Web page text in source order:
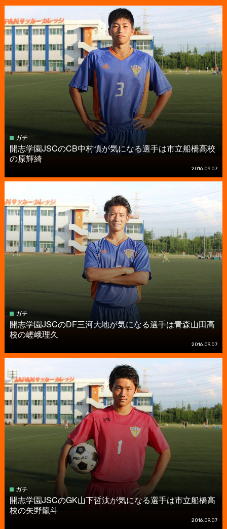
ガチ
開志学園JSCのCB中村慎が気になる選手は市立船橋高校
の原輝綺
2016.09.07
ガチ
開志学園JSCのDF三河大地が気になる選手は青森山田高
校の嵯峨理久
2016.09.07
ガチ
開志学園JSCのGK山下哲汰が気になる選手は市立船橋高
校の矢野龍斗
2016.09.07